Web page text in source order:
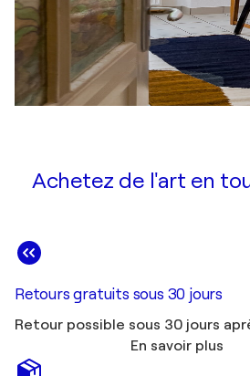
Achetez de l'art en
Retours gratuits sous 30 jours
Retour possible sous 30 jours
En savoir plus